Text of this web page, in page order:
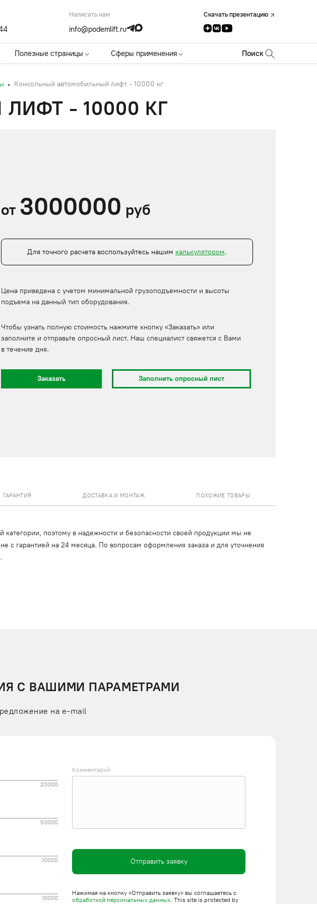
Написать нам
info@podemlift.ru
Скачать презентацию
Полезные страницы Сферы применения Поиск
Консольный автомобильный лифт - 10000 кг
- 10000 КГ
от 3000000 руб
Для точного расчета воспользуйтесь нашим калькулятором.
Цена приведена с учетом минимальной грузоподъемности и высоты
подъема на данный тип оборудования.
Чтобы узнать полную стоимость нажмите кнопку «Заказать» или
заполните и отправьте опросный лист. Наш специалист свяжется с Вами
в течение дня.
Заказать Заполнить опросный лист
ГАРАНТИЯ ДОСТАВКА И МОНТАЖ ПОХОЖИЕ ТОВАРЫ
поэтому в надежности и безопасности своей продукции мы не
с гарантией на 24 месяца. По вопросам оформления заказа и для уточнения
.
С ВАШИМИ ПАРАМЕТРАМИ
на e-mail
20000
50000
10000
10000
Комментарий
Отправить заявку
Нажимая на кнопку «Отправить заявку» вы соглашаетесь с
обработкой персональных данных. This site is protected by